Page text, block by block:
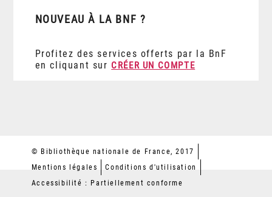
NOUVEAU À LA BNF ?
Profitez des services offerts par la BnF
en cliquant sur CRÉER UN COMPTE
© Bibliothèque nationale de France, 2017
Mentions légales
Conditions d'utilisation
Accessibilité : Partiellement conforme